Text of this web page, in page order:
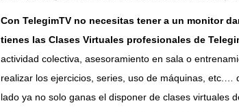
Con TelegimTV no necesitas tener a un monitor
tienes las Clases Virtuales profesionales de
actividad colectiva, asesoramiento en sala o
realizar los ejercicios, series, uso de máquinas, etc.…
lado ya no solo ganas el disponer de clases virtuales